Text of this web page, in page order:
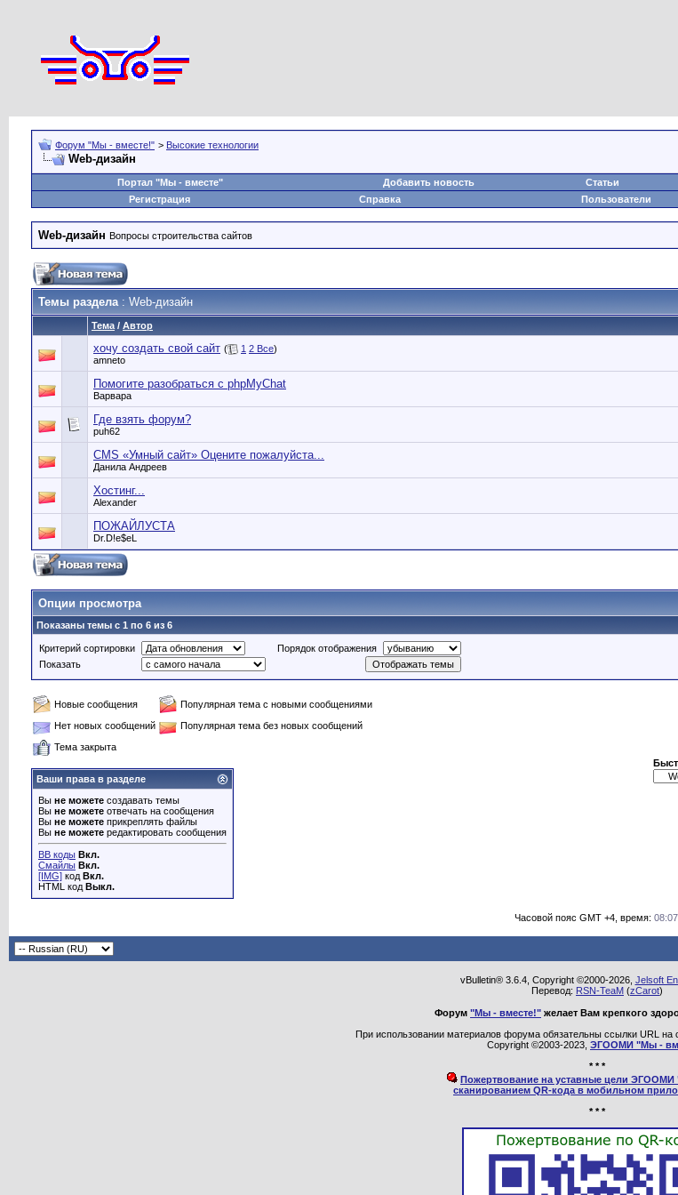
Форум "Мы - вместе!" > Высокие технологии
Web-дизайн
Портал "Мы - вместе"
Добавить новость Статьи
Регистрация
Справка Пользователи
Web-дизайн Вопросы строительства сайтов
Темы раздела: Web-дизайн
Тема / Автор
хочу создать свой сайт ( 1 2 Все)
amneto
Помогите разобраться с phpMyChat
Варвара
Где взять форум?
puh62
CMS «Умный сайт» Оцените пожалуйста...
Данила Андреев
Хостинг...
Alexander
ПОЖАЙЛУСТА
Dr.D!e$eL
Опции просмотра
Показаны темы с 1 по 6 из 6
Критерий сортировки
Порядок отображения
Показать
Новые сообщения
Популярная тема с новыми сообщениями
Нет новых сообщений
Популярная тема без новых сообщений
Тема закрыта
Ваши права в разделе
Вы не можете создавать темы
Вы не можете отвечать на сообщения
Вы не можете прикреплять файлы
Вы не можете редактировать сообщения
BB коды Вкл.
Смайлы Вкл.
[IMG] код Вкл.
HTML код Выкл.
Часовой пояс GMT +4, время: 08:07.
vBulletin® 3.6.4, Copyright ©2000-2026, Jelsoft
Перевод: RSN-TeaM (zCarot)
Форум "Мы - вместе!" желает Вам крепкого
При использовании материалов форума обязательны ссылки URL
Copyright ©2003-2023, ЭГООМИ "Мы -
* * *
Пожертвование на уставные цели
сканированием QR-кода в мобильном
* * *